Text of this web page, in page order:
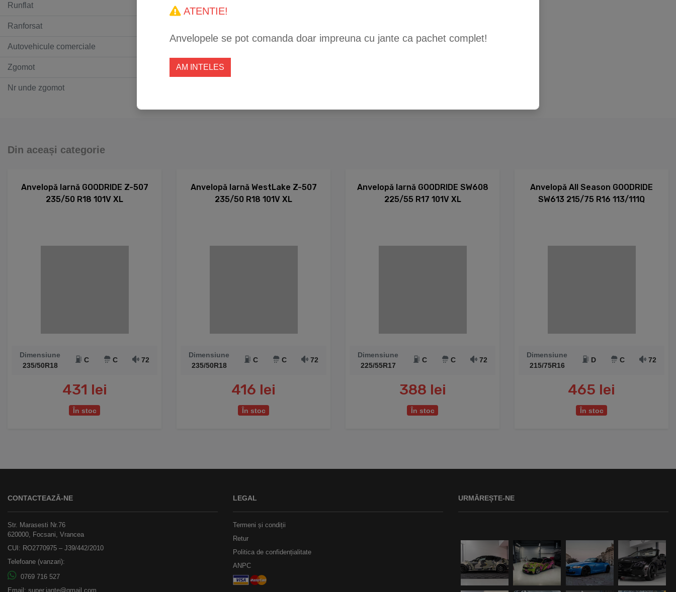
Runflat
Ranforsat
Autovehicule comerciale
Zgomot
Nr unde zgomot
Din aceași categorie
Anvelopă Iarnă GOODRIDE Z-507
235/50 R18 101V XL
Dimensiune
235/50R18
C C 72
431 lei
În stoc
Anvelopă Iarnă WestLake Z-507
235/50 R18 101V XL
Dimensiune
235/50R18
C C 72
416 lei
În stoc
Anvelopă Iarnă GOODRIDE SW608
225/55 R17 101V XL
Dimensiune
225/55R17
C C 72
388 lei
În stoc
Anvelopă All Season GOODRIDE
SW613 215/75 R16 113/111Q
Dimensiune
215/75R16
D C 72
465 lei
În stoc
ATENTIE!
Anvelopele se pot comanda doar impreuna cu jante ca pachet complet!
AM INTELES
CONTACTEAZĂ-NE
Str. Marasesti Nr.76
620000, Focsani, Vrancea
CUI: RO2770975 – J39/442/2010
Telefoane (vanzari):
0769 716 527
Email: super.jante@gmail.com
LEGAL
Termeni și condiții
Retur
Politica de confidențialitate
ANPC
URMĂREȘTE-NE